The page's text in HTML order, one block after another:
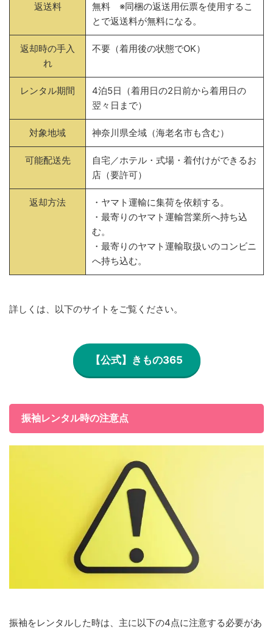
返送料
無料 ※同梱の返送用伝票を使用するこ
とで返送料が無料になる。
返却時の手入
れ
不要（着用後の状態でOK）
レンタル期間
4泊5日（着用日の2日前から着用日の
翌々日まで）
対象地域 神奈川県全域（海老名市も含む）
可能配送先
自宅／ホテル・式場・着付けができるお
店（要許可）
返却方法
・ヤマト運輸に集荷を依頼する。
・最寄りのヤマト運輸営業所へ持ち込
む。
・最寄りのヤマト運輸取扱いのコンビニ
へ持ち込む。
詳しくは、以下のサイトをご覧ください。
【公式】きもの365
振袖レンタル時の注意点
振袖をレンタルした時は、主に以下の4点に注意する必要があ